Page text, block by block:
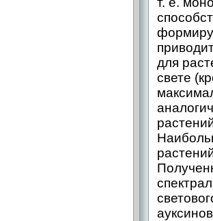
для
свете